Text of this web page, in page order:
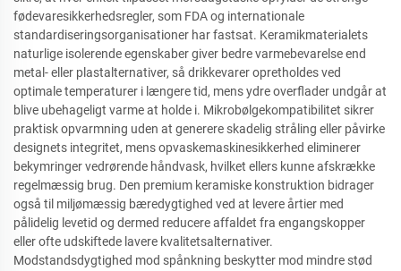
fødevaresikkerhedsregler, som FDA og internationale
standardiseringsorganisationer har fastsat. Keramikmaterialets
naturlige isolerende egenskaber giver bedre varmebevarelse end
metal- eller plastalternativer, så drikkevarer opretholdes ved
optimale temperaturer i længere tid, mens ydre overflader undgår at
blive ubehageligt varme at holde i. Mikrobølgekompatibilitet sikrer
praktisk opvarmning uden at generere skadelig stråling eller påvirke
designets integritet, mens opvaskemaskinesikkerhed eliminerer
bekymringer vedrørende håndvask, hvilket ellers kunne afskrække
regelmæssig brug. Den premium keramiske konstruktion bidrager
også til miljømæssig bæredygtighed ved at levere årtier med
pålidelig levetid og dermed reducere affaldet fra engangskopper
eller ofte udskiftede lavere kvalitetsalternativer.
Modstandsdygtighed mod spånkning beskytter mod mindre stød